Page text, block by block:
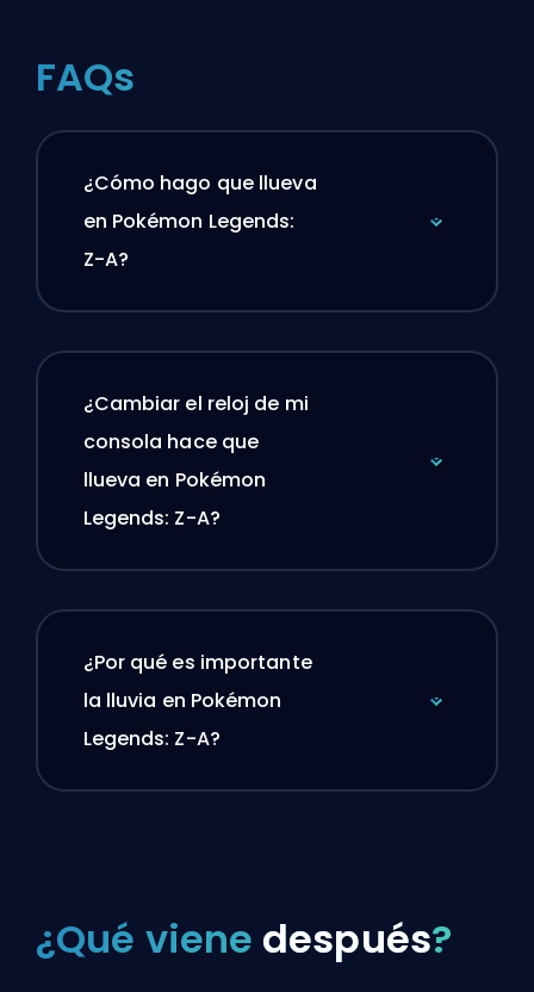
FAQs
¿Cómo hago que llueva
en Pokémon Legends:
Z-A?
¿Cambiar el reloj de mi
consola hace que
llueva en Pokémon
Legends: Z-A?
¿Por qué es importante
la lluvia en Pokémon
Legends: Z-A?
¿Qué viene después?